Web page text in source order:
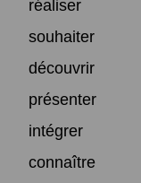
réaliser
souhaiter
découvrir
présenter
intégrer
connaître